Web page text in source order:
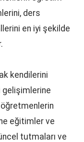
ders
en iyi şekilde
kendilerini
gelişimlerine
eğitimler ve
tutmaları ve